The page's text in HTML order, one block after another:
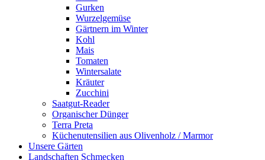
Gurken
Wurzelgemüse
Gärtnern im Winter
Kohl
Mais
Tomaten
Wintersalate
Kräuter
Zucchini
Saatgut-Reader
Organischer Dünger
Terra Preta
Küchenutensilien aus Olivenholz / Marmor
Unsere Gärten
Landschaften Schmecken